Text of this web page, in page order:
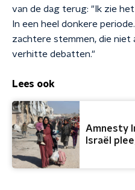
van de dag terug: "Ik zie
In een heel donkere
zachtere stemmen, die niet
verhitte debatten."
Lees ook
Amnesty
Israël